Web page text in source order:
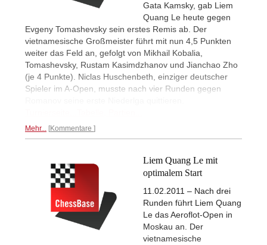
Gata Kamsky, gab Liem
Quang Le heute gegen
Evgeny Tomashevsky sein erstes Remis ab. Der
vietnamesische Großmeister führt mit nun 4,5 Punkten
weiter das Feld an, gefolgt von Mikhail Kobalia,
Tomashevsky, Rustam Kasimdzhanov und Jianchao Zho
(je 4 Punkte). Niclas Huschenbeth, einziger deutscher
Spieler im A-Open, musste nach vier Runden gegen
Mehr... Kommentare
Liem Quang Le mit
optimalem Start
11.02.2011 – Nach drei
Runden führt Liem Quang
Le das Aeroflot-Open in
Moskau an. Der
vietnamesische